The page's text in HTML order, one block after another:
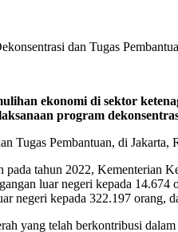
dan Tugas
di sektor
program
Tugas Pembantuan, di Jakarta,
tahun 2022, Kementerian
luar negeri kepada
negeri kepada 322.197 orang,
yang telah berkontribusi